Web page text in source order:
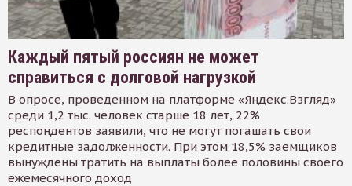
Каждый пятый россиян не может
справиться с долговой нагрузкой
В опросе, проведенном на платформе «Яндекс.Взгляд»
среди 1,2 тыс. человек старше 18 лет, 22%
респондентов заявили, что не могут погашать свои
кредитные задолженности. При этом 18,5% заемщиков
вынуждены тратить на выплаты более половины своего
ежемесячного доход